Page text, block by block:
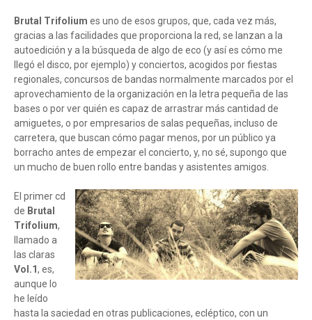
Brutal Trifolium es uno de esos grupos, que, cada vez más,
gracias a las facilidades que proporciona la red, se lanzan a la
autoedición y a la búsqueda de algo de eco (y así es cómo me
llegó el disco, por ejemplo) y conciertos, acogidos por fiestas
regionales, concursos de bandas normalmente marcados por el
aprovechamiento de la organización en la letra pequeña de las
bases o por ver quién es capaz de arrastrar más cantidad de
amiguetes, o por empresarios de salas pequeñas, incluso de
carretera, que buscan cómo pagar menos, por un público ya
borracho antes de empezar el concierto, y, no sé, supongo que
un mucho de buen rollo entre bandas y asistentes amigos.
El primer cd
de Brutal
Trifolium,
llamado a
las claras
Vol.1, es,
aunque lo
he leído
hasta la saciedad en otras publicaciones, ecléptico, con un